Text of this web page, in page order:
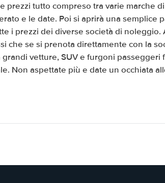
prezzi tutto compreso tra varie marche
e le date. Poi si aprirà una semplice
i prezzi dei diverse società di noleggio.
che se si prenota direttamente con la
grandi vetture, SUV e furgoni
Non aspettate più e date un occhiata